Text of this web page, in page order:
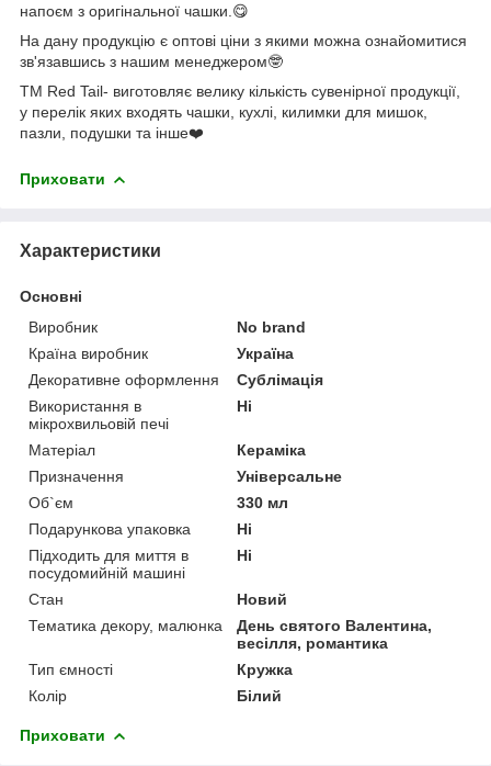
напоєм з оригінальної чашки.😋
На дану продукцію є оптові ціни з якими можна ознайомитися
зв'язавшись з нашим менеджером🤓
ТМ Red Tail- виготовляє велику кількість сувенірної продукції,
у перелік яких входять чашки, кухлі, килимки для мишок,
пазли, подушки та інше❤️
Приховати
Характеристики
Основні
Виробник
No brand
Країна виробник
Україна
Декоративне оформлення
Сублімація
Використання в
мікрохвильовій печі
Ні
Матеріал
Кераміка
Призначення
Універсальне
Об`єм
330 мл
Подарункова упаковка
Ні
Підходить для миття в
посудомийній машині
Ні
Стан
Новий
Тематика декору, малюнка
День святого Валентина,
весілля, романтика
Тип ємності
Кружка
Колір
Білий
Приховати